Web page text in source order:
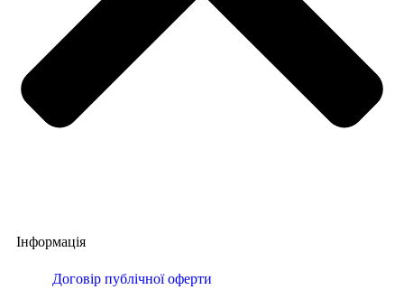
Інформація
Договір публічної оферти